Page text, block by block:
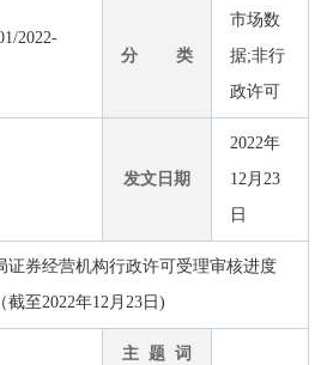
2022-
分 类
市场数
据;非行
政许可
发文日期
2022年
12月23
日
证券经营机构行政许可受理审核进度
截至2022年12月23日)
主 题 词